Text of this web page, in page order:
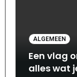
ALGEMEEN
Een vlag
alles wat